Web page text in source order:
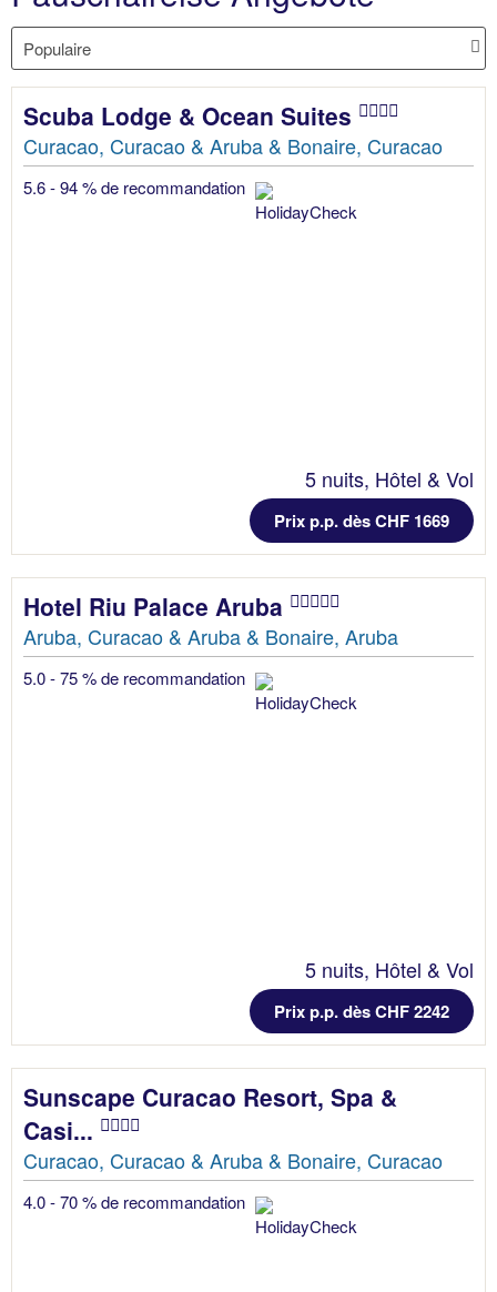
Scuba Lodge & Ocean Suites
Curacao, Curacao & Aruba & Bonaire, Curacao
5.6 - 94 % de recommandation
5 nuits, Hôtel & Vol
Prix p.p. dès CHF 1669
Hotel Riu Palace Aruba
Aruba, Curacao & Aruba & Bonaire, Aruba
5.0 - 75 % de recommandation
5 nuits, Hôtel & Vol
Prix p.p. dès CHF 2242
Sunscape Curacao Resort, Spa &
Casi...
Curacao, Curacao & Aruba & Bonaire, Curacao
4.0 - 70 % de recommandation